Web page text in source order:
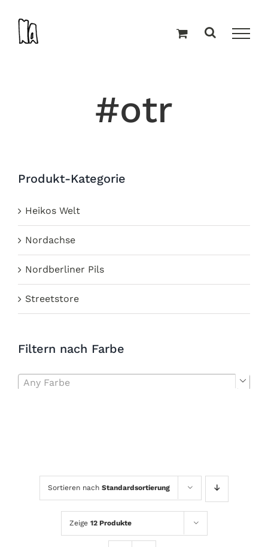
Inhalt
springen
#otr
Sortieren nach Standardsortierung
Zeige 12 Produkte
Produkt-Kategorie
Heikos Welt
Nordachse
Nordberliner Pils
Streetstore
Filtern nach Farbe
Any Farbe 